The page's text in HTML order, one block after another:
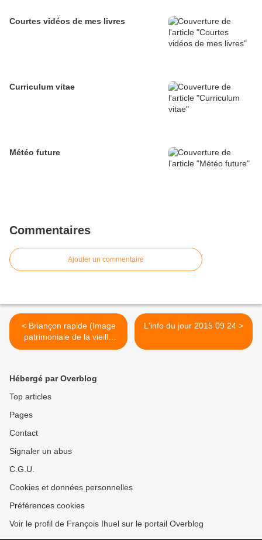
Courtes vidéos de mes livres
Curriculum vitae
Météo future
Commentaires
Ajouter un commentaire
< Briançon rapide (Image
patrimoniale de la vieille
ville)
L'info du jour 2015 09 24 >
Hébergé par Overblog
Top articles
Pages
Contact
Signaler un abus
C.G.U.
Cookies et données personnelles
Préférences cookies
Voir le profil de François Ihuel sur le portail Overblog